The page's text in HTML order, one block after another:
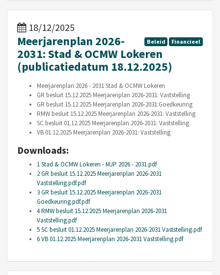
18/12/2025
Beleid Financieel
Meerjarenplan 2026-
2031: Stad & OCMW Lokeren
(publicatiedatum 18.12.2025)
Meerjarenplan 2026 - 2031 Stad & OCMW Lokeren
GR besluit 15.12.2025 Meerjarenplan 2026-2031: Vaststelling
GR besluit 15.12.2025 Meerjarenplan 2026-2031:Goedkeuring
RMW besluit 15.12.2025 Meerjarenplan 2026-2031: Vaststelling
SC besluit 01.12.2025 Meerjarenplan 2026-2031: Vaststelling
VB 01.12.2025 Meerjarenplan 2026-2031: Vaststelling
Downloads:
1 Stad & OCMW Lokeren - MJP 2026 - 2031.pdf
2 GR besluit 15.12.2025 Meerjarenplan 2026-2031
Vaststelling.pdf.pdf
3 GR besluit 15.12.2025 Meerjarenplan 2026-2031
Goedkeuring.pdf.pdf
4 RMW besluit 15.12.2025 Meerjarenplan 2026-2031
Vaststelling.pdf
5 SC besluit 01.12.2025 Meerjarenplan 2026-2031 Vaststelling.pdf
6 VB 01.12.2025 Meerjarenplan 2026-2031 Vaststelling.pdf